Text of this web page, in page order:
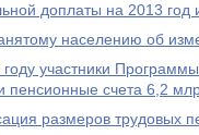
доплаты на 2013 год
населению об
участники
пенсионные счета 6,2
размеров трудовых